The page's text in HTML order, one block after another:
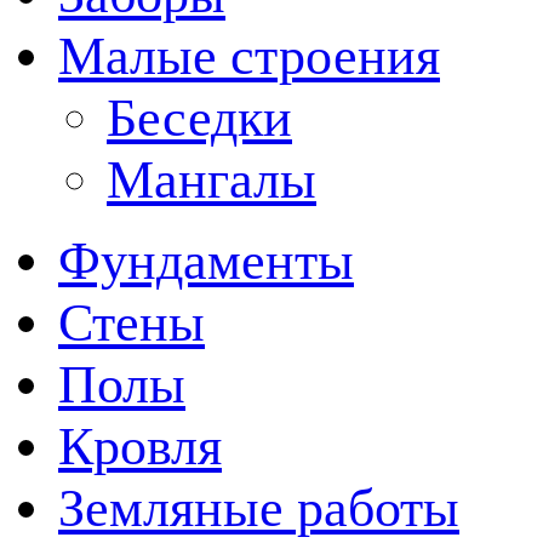
Малые строения
Беседки
Мангалы
Фундаменты
Стены
Полы
Кровля
Земляные работы